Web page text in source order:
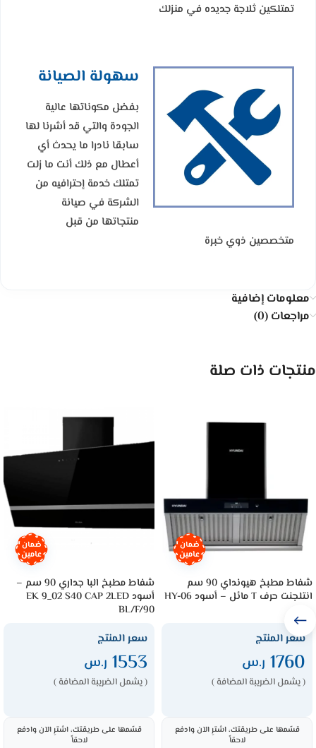
تمتلكين ثلاجة جديده في منزلك
سهولة الصيانة
بفضل مكوناتها عالية
الجودة والتي قد أشرنا لها
سابقا نادرا ما يحدث أي
أعطال مع ذلك أنت ما زلت
تمتلك خدمة إحترافيه من
الشركة في صيانة
منتجاتها من قبل
متخصصين ذوي خبرة
معلومات إضافية
مراجعات (0)
منتجات ذات صلة
ضمان
عامين
شفاط مطبخ هيونداي 90 سم
انتلجنت حرف T مائل – أسود HY-06
سعر المنتج
1760 ر.س
( يشمل الضريبة المضافة )
قسّمها على طريقتك، اشترِ الآن وادفع
لاحقاً
ضمان
عامين
شفاط مطبخ البا جداري 90 سم –
أسود EK 9_02 S40 CAP 2LED
BL/F/90
سعر المنتج
1553 ر.س
( يشمل الضريبة المضافة )
قسّمها على طريقتك، اشترِ الآن وادفع
لاحقاً